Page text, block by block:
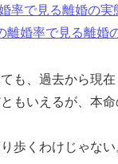
率で見る離婚の実
離婚率で見る離婚
も、過去から現
もいえるが、本
歩くわけじゃない